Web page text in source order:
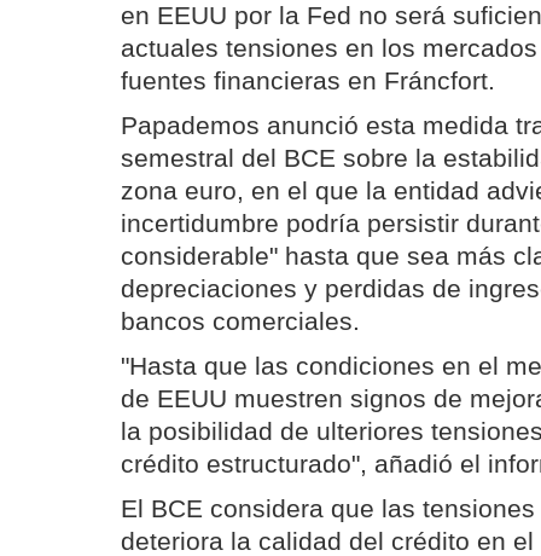
en EEUU por la Fed no será
actuales tensiones en los
fuentes financieras en Fráncfort.
Papademos anunció esta medida
semestral del BCE sobre la
zona euro, en el que la entidad
incertidumbre podría persistir
considerable" hasta que sea más
depreciaciones y perdidas de
bancos comerciales.
"Hasta que las condiciones en el
de EEUU muestren signos de
la posibilidad de ulteriores
crédito estructurado", añadió el
El BCE considera que las
deteriora la calidad del crédito en